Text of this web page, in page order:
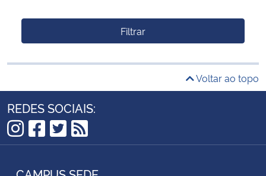
Filtrar
Voltar ao topo
REDES SOCIAIS:
Instagram
Facebook
Twitter
RSS